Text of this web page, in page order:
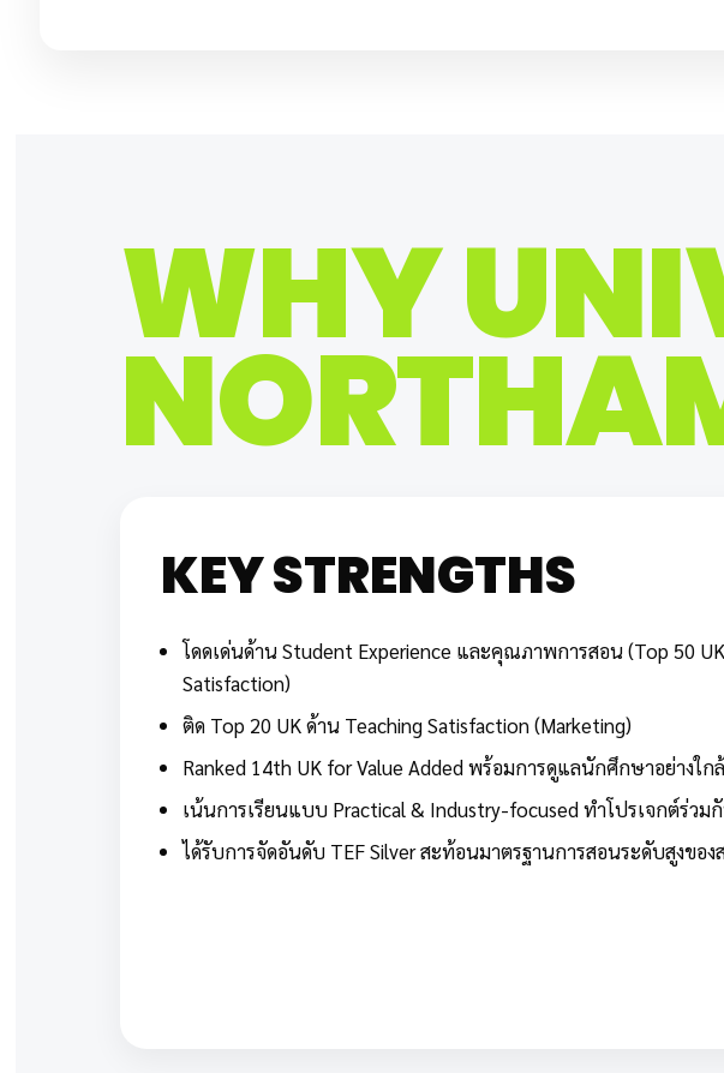
WHY
KEY STRENGTHS
โดดเด่นด้าน Student Experience และคุณภาพการสอน (Top 50
Satisfaction)
ติด Top 20 UK ด้าน Teaching Satisfaction (Marketing)
Ranked 14th UK for Value Added พร้อมการดูแลนักศึกษาอย่างใก
เน้นการเรียนแบบ Practical & Industry-focused ทำโปรเจกต์ร่วม
ได้รับการจัดอันดับ TEF Silver สะท้อนมาตรฐานการสอนระดับสูงขอ